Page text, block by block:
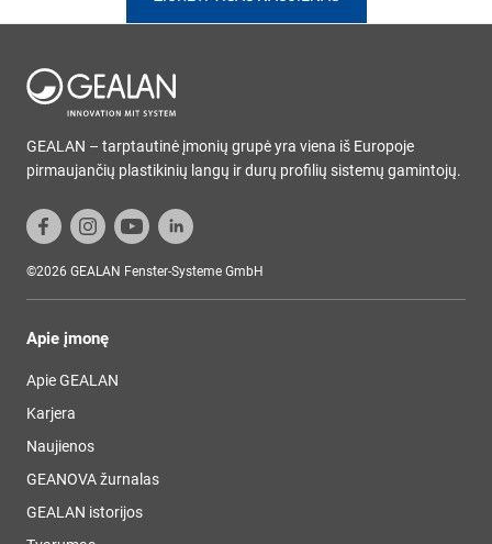
GEALAN – tarptautinė įmonių grupė yra viena iš Europoje
pirmaujančių plastikinių langų ir durų profilių sistemų gamintojų.
©2026 GEALAN Fenster-Systeme GmbH
Apie įmonę
Apie GEALAN
Karjera
Naujienos
GEANOVA žurnalas
GEALAN istorijos